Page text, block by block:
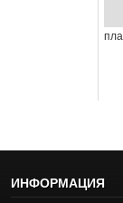
ИНФОРМАЦИЯ